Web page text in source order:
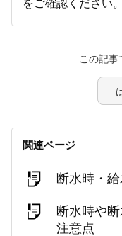
をご確認ください。
この記事
関連ページ
断水時・
断水時や
注意点